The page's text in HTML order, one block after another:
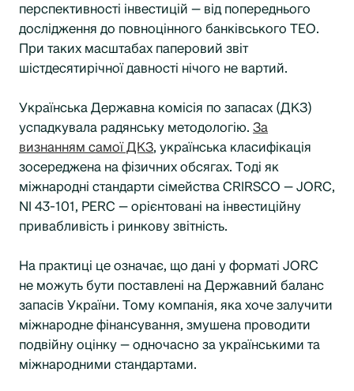
перспективності інвестицій — від попереднього
дослідження до повноцінного банківського ТЕО.
При таких масштабах паперовий звіт
шістдесятирічної давності нічого не вартий.
Українська Державна комісія по запасах (ДКЗ)
успадкувала радянську методологію. За
визнанням самої ДКЗ, українська класифікація
зосереджена на фізичних обсягах. Тоді як
міжнародні стандарти сімейства CRIRSCO — JORC,
NI 43-101, PERC — орієнтовані на інвестиційну
привабливість і ринкову звітність.
На практиці це означає, що дані у форматі JORC
не можуть бути поставлені на Державний баланс
запасів України. Тому компанія, яка хоче залучити
міжнародне фінансування, змушена проводити
подвійну оцінку — одночасно за українськими та
міжнародними стандартами.